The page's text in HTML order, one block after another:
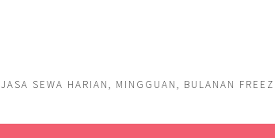
JASA SEWA HARIAN, MINGGUAN, BULANAN